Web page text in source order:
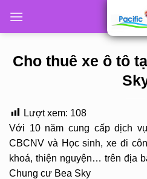
Cho thuê xe ô tô
Lượt xem: 108
Với 10 năm cung cấp dịch
CBCNV và Học sinh, xe đi
khoá, thiện nguyện… trên địa
Chung cư Bea Sky